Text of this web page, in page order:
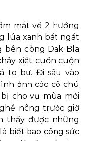
mắt về 2 hướng
lúa xanh bát ngát
bên dòng Dak Bla
xiết cuồn cuộn
to bự. Đi sâu vào
ảnh các cô chú
cho vụ mùa mới
nông trước giờ
thấy được những
biết bao công sức